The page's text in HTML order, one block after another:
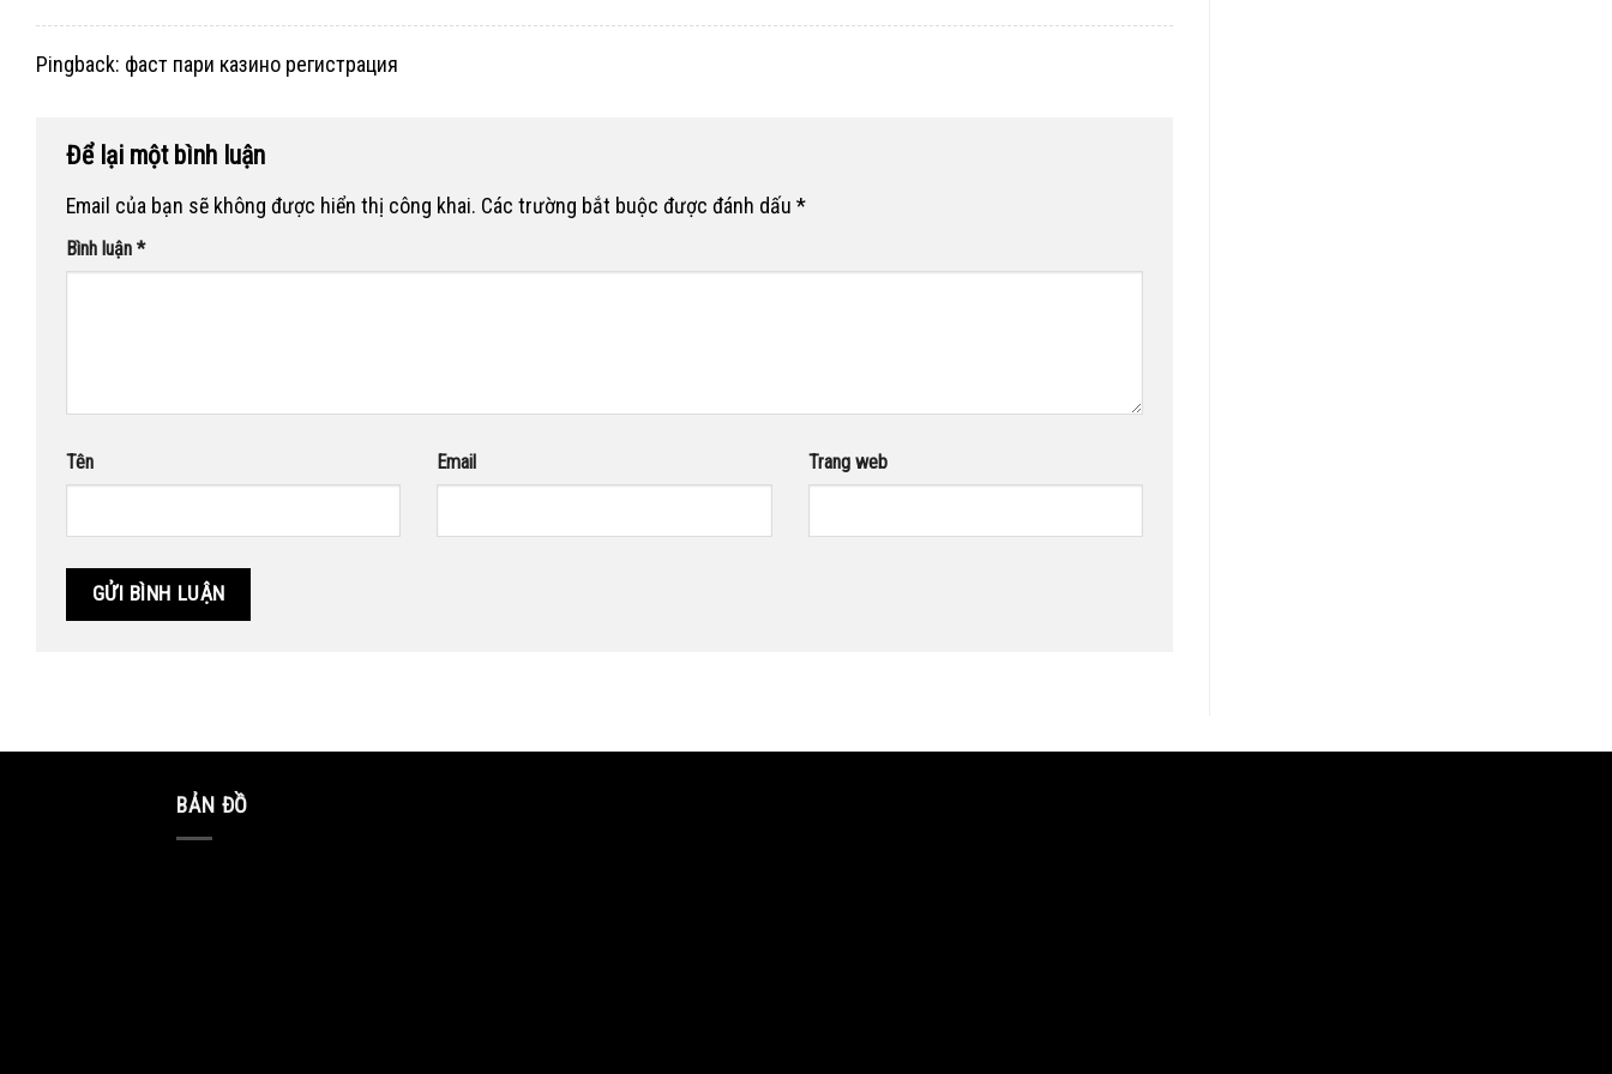
Pingback: фаст пари казино регистрация
Để lại một bình luận
Email của bạn sẽ không được hiển thị công khai. Các trường bắt buộc được đánh dấu *
Bình luận *
Tên Email Trang web
BẢN ĐỒ